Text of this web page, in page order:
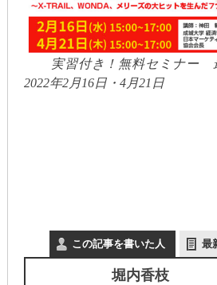
実習付き！無料セミナー
2022年2月16日・4月21日
この記事を書いた人 最
堀内香枝